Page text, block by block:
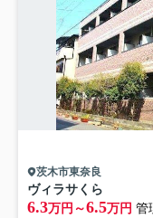
茨木市東奈良
ヴィラサくら
6.3万円～6.5万円 管